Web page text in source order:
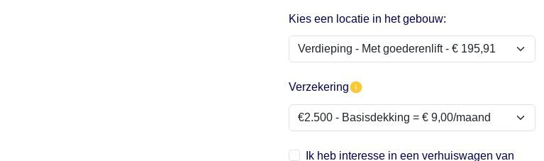
Kies een locatie in het gebouw:
Verzekering
Ik heb interesse in een verhuiswagen van